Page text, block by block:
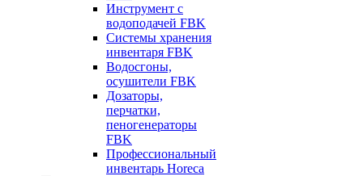
Инструмент с
водоподачей FBK
Системы хранения
инвентаря FBK
Водосгоны,
осушители FBK
Дозаторы,
перчатки,
пеногенераторы
FBK
Профессиональный
инвентарь Horeca